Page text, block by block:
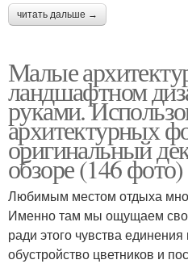
читать дальше →
Малые
ландшафтном
руками.
архитектурных
оригинальный
обзоре (146 фото)
Любимым местом отдыха
Именно там мы ощущаем
ради этого чувства
обустройство цветников и